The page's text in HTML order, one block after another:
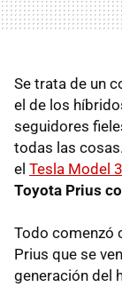
Se trata de un
el de los
seguidores
todas las
el Tesla Model 3
Toyota Prius
Todo comenzó
Prius que se
generación del